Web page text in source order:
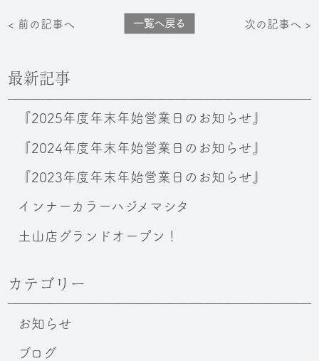
< 前の記事へ 次の記事へ >
最新記事
『2025年度年末年始営業日のお知らせ』
『2024年度年末年始営業日のお知らせ』
『2023年度年末年始営業日のお知らせ』
インナーカラーハジメマシタ
土山店グランドオープン！
カテゴリー
お知らせ
ブログ